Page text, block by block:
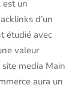
est un
d’un
étudié avec
valeur
media Main
aura un